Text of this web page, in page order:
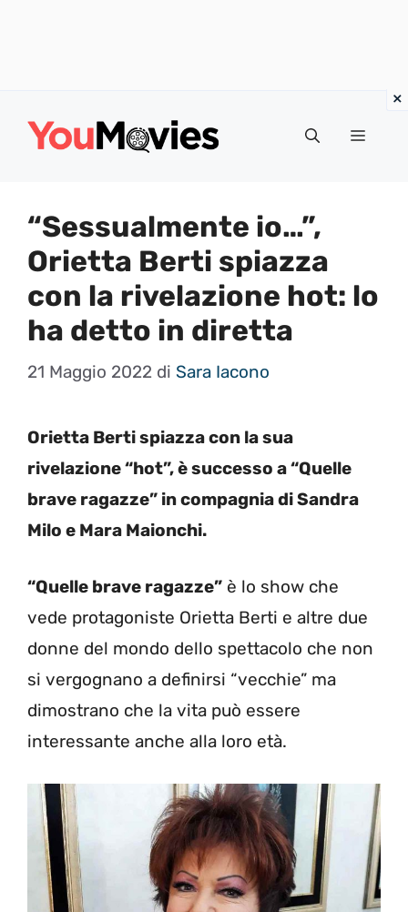
Menu
“Sessualmente io…”,
Orietta Berti spiazza
con la rivelazione hot: lo
ha detto in diretta
21 Maggio 2022 di Sara Iacono
Orietta Berti spiazza con la sua
rivelazione “hot”, è successo a “Quelle
brave ragazze” in compagnia di Sandra
Milo e Mara Maionchi.
“Quelle brave ragazze” è lo show che
vede protagoniste Orietta Berti e altre due
donne del mondo dello spettacolo che non
si vergognano a definirsi “vecchie” ma
dimostrano che la vita può essere
interessante anche alla loro età.